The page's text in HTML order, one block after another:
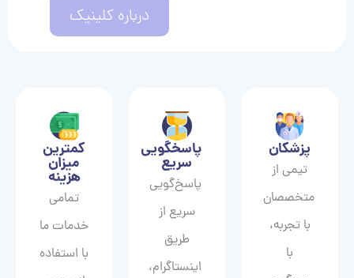
درباره کلینیک
پزشکان
تیمی از
متخصصان
با تجربه،
با
پاسخگویی
سریع
پاسخ‌گویی
سریع از
طریق
اینستاگرام،
کمترین
میزان
هزینه
تمامی
خدمات ما
با استفاده